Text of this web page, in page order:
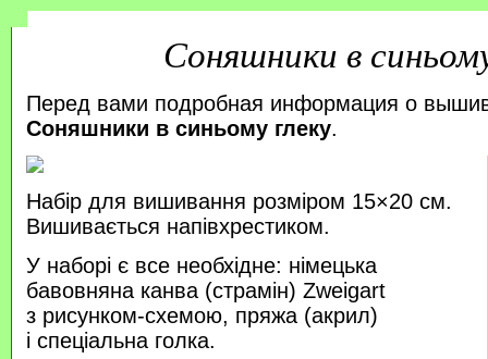
Соняшники в
Перед вами подробная информация о
Соняшники в синьому глеку.
Набір для вишивання розміром 15×20 см.
Вишивається напівхрестиком.
У наборі є все необхідне: німецька
бавовняна канва (страмін) Zweigart
з рисунком-схемою, пряжа (акрил)
і спеціальна голка.